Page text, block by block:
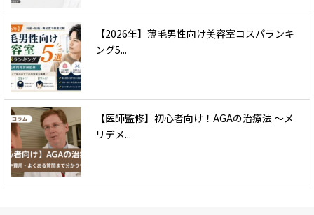
【2026年】薄毛男性向け美容室コスパランキ
ング5...
【医師監修】初心者向け！AGAの治療法 〜メ
リデメ...